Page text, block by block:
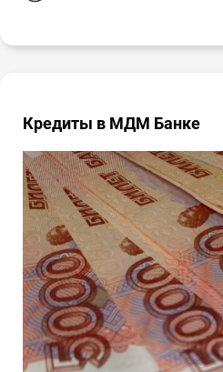
Кредиты в МДМ Банке